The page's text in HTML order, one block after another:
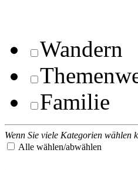
Wandern
Familie
Wenn Sie viele Kategorien wählen
Alle wählen/abwählen